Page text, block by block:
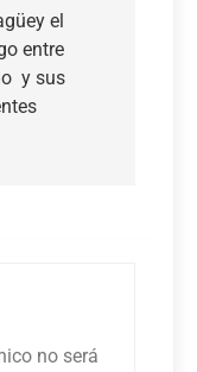
el
entre
y sus
no será